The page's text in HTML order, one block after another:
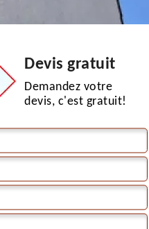
Devis gratuit
Demandez votre
devis, c'est gratuit!